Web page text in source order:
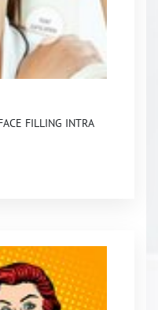
FILLING INTRA